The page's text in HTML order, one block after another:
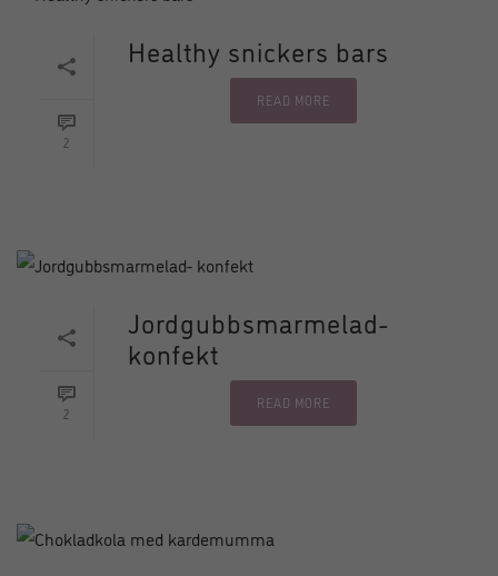
2
Healthy snickers bars
READ MORE
2
Jordgubbsmarmelad-
konfekt
READ MORE